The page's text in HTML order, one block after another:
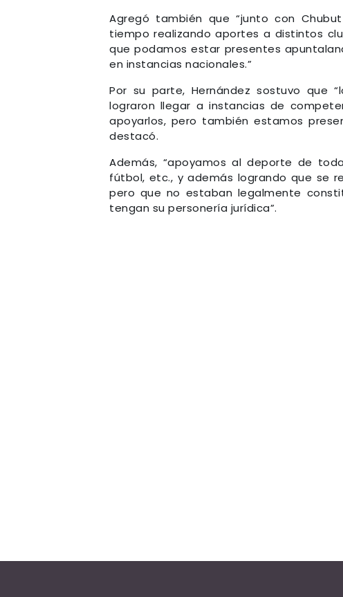
Agregó también que “junto con
tiempo realizando aportes a distintos
que podamos estar presentes
en instancias nacionales.”
Por su parte, Hernández sostuvo que
lograron llegar a instancias de
apoyarlos, pero también estamos
destacó.
Además, “apoyamos al deporte de
fútbol, etc., y además logrando que se
pero que no estaban legalmente
tengan su personería jurídica”.